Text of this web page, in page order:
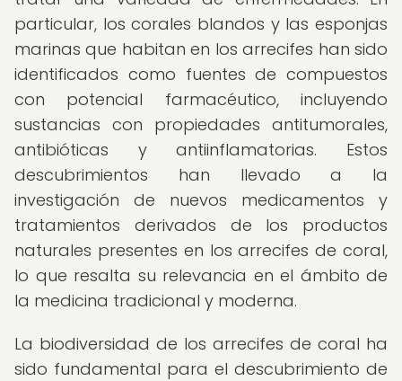
particular, los corales blandos y las esponjas
marinas que habitan en los arrecifes han sido
identificados como fuentes de compuestos
con potencial farmacéutico, incluyendo
sustancias con propiedades antitumorales,
antibióticas y antiinflamatorias. Estos
descubrimientos han llevado a la
investigación de nuevos medicamentos y
tratamientos derivados de los productos
naturales presentes en los arrecifes de coral,
lo que resalta su relevancia en el ámbito de
la medicina tradicional y moderna.
La biodiversidad de los arrecifes de coral ha
sido fundamental para el descubrimiento de